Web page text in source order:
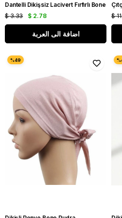
Dantelli Dikişsiz Lacivert Fırfırlı Bone
$ 2.78
$ 3.33
اضافة الى العربة
$